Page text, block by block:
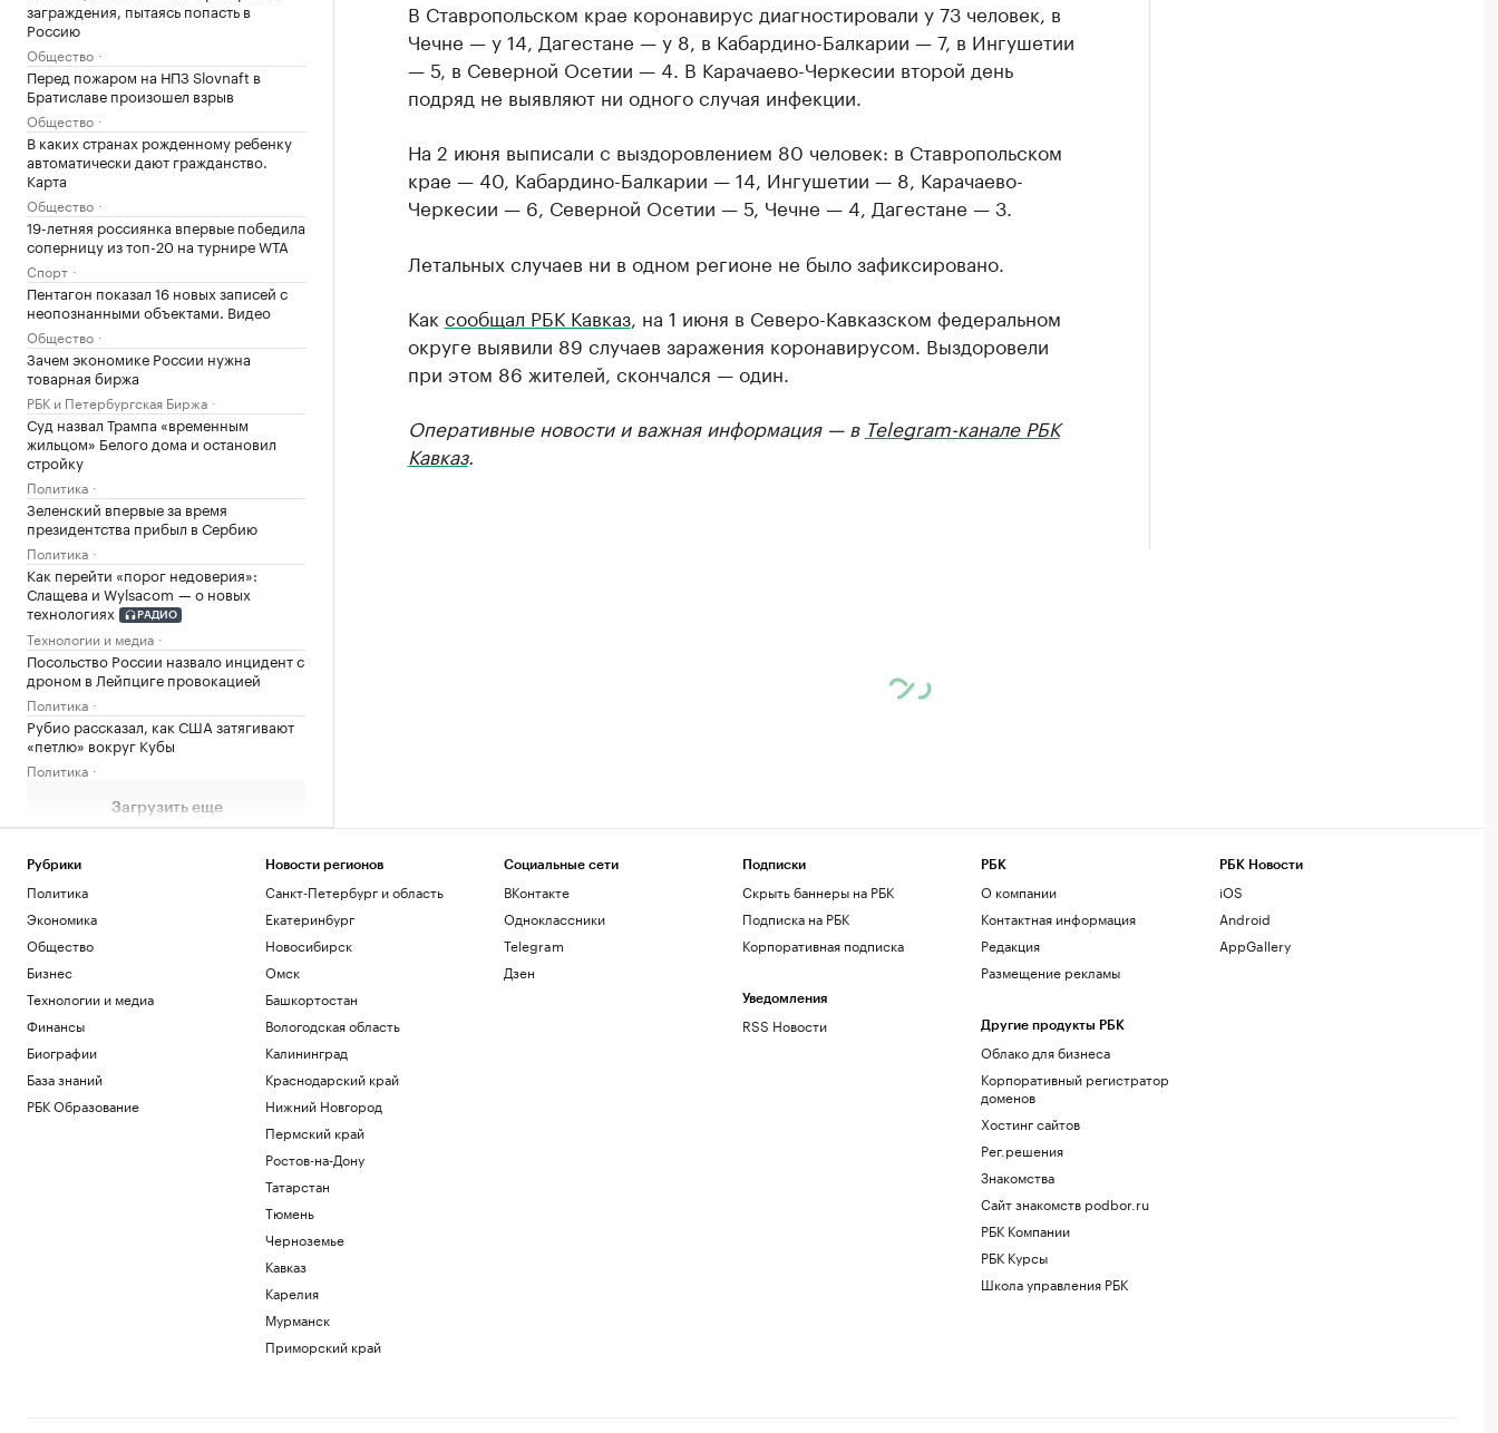
заграждения, пытаясь попасть в
Россию
Общество
Перед пожаром на НПЗ Slovnaft в
Братиславе произошел взрыв
Общество
В каких странах рожденному ребенку
автоматически дают гражданство.
Карта
Общество
19-летняя россиянка впервые победила
соперницу из топ-20 на турнире WTA
Спорт
Пентагон показал 16 новых записей с
неопознанными объектами. Видео
Общество
Зачем экономике России нужна
товарная биржа
РБК и Петербургская Биржа
Суд назвал Трампа «временным
жильцом» Белого дома и остановил
стройку
Политика
Зеленский впервые за время
президентства прибыл в Сербию
Политика
Как перейти «порог недоверия»:
Слащева и Wylsacom — о новых
технологиях
РАДИО
Технологии и медиа
Посольство России назвало инцидент с
дроном в Лейпциге провокацией
Политика
Рубио рассказал, как США затягивают
«петлю» вокруг Кубы
Политика
Загрузить еще
В Ставропольском крае коронавирус диагностировали у 73 человек, в
Чечне — у 14, Дагестане — у 8, в Кабардино-Балкарии — 7, в Ингушетии
— 5, в Северной Осетии — 4. В Карачаево-Черкесии второй день
подряд не выявляют ни одного случая инфекции.
На 2 июня выписали с выздоровлением 80 человек: в Ставропольском
крае — 40, Кабардино-Балкарии — 14, Ингушетии — 8, Карачаево-
Черкесии — 6, Северной Осетии — 5, Чечне — 4, Дагестане — 3.
Летальных случаев ни в одном регионе не было зафиксировано.
Как сообщал РБК Кавказ, на 1 июня в Северо-Кавказском федеральном
округе выявили 89 случаев заражения коронавирусом. Выздоровели
при этом 86 жителей, скончался — один.
Оперативные новости и важная информация — в Telegram-канале РБК
Кавказ.
Рубрики
Политика
Экономика
Общество
Бизнес
Технологии и медиа
Финансы
Биографии
База знаний
РБК Образование
Новости регионов
Санкт-Петербург и область
Екатеринбург
Новосибирск
Омск
Башкортостан
Вологодская область
Калининград
Краснодарский край
Нижний Новгород
Пермский край
Ростов-на-Дону
Татарстан
Тюмень
Черноземье
Кавказ
Карелия
Мурманск
Приморский край
Социальные сети
ВКонтакте
Одноклассники
Telegram
Дзен
Подписки
Скрыть баннеры на РБК
Подписка на РБК
Корпоративная подписка
Уведомления
RSS Новости
РБК
О компании
Контактная информация
Редакция
Размещение рекламы
Другие продукты РБК
Облако для бизнеса
Корпоративный регистратор
доменов
Хостинг сайтов
Рег.решения
Знакомства
Сайт знакомств podbor.ru
РБК Компании
РБК Курсы
Школа управления РБК
РБК Новости
iOS
Android
AppGallery